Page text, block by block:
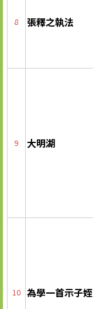
8 張釋之執法
9 大明湖
10 為學一首示子姪